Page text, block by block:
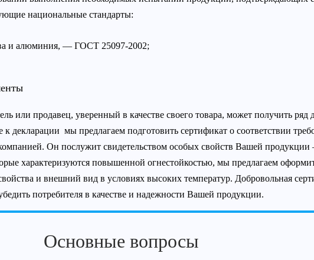
национальные стандарты:
и алюминия, — ГОСТ 25097-2002;
или продавец, уверенный в качестве своего товара, может получить ряд
декларации мы предлагаем подготовить сертификат о соответствии
Он послужит свидетельством особых свойств Вашей
характеризуются повышенной огнестойкостью, мы предлагаем
и внешний вид в условиях высоких температур. Добровольная
потребителя в качестве и надежности Вашей продукции.
Основные вопросы